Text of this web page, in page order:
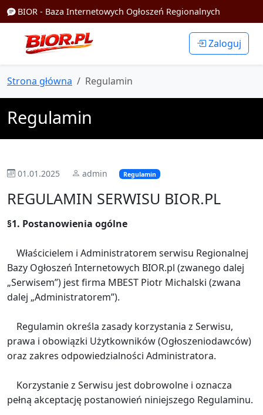
BIOR - Baza Internetowych Ogłoszeń Regionalnych
Zaloguj
Strona główna Regulamin
Regulamin
01.01.2025 admin Regulamin
REGULAMIN SERWISU BIOR.PL
§1. Postanowienia ogólne
Właścicielem i Administratorem serwisu Regionalnej
Bazy Ogłoszeń Internetowych BIOR.pl (zwanego dalej
„Serwisem”) jest firma MBEST Piotr Michalski (zwana
dalej „Administratorem”).
Regulamin określa zasady korzystania z Serwisu,
prawa i obowiązki Użytkowników (Ogłoszeniodawców)
oraz zakres odpowiedzialności Administratora.
Korzystanie z Serwisu jest dobrowolne i oznacza
pełną akceptację postanowień niniejszego Regulaminu.